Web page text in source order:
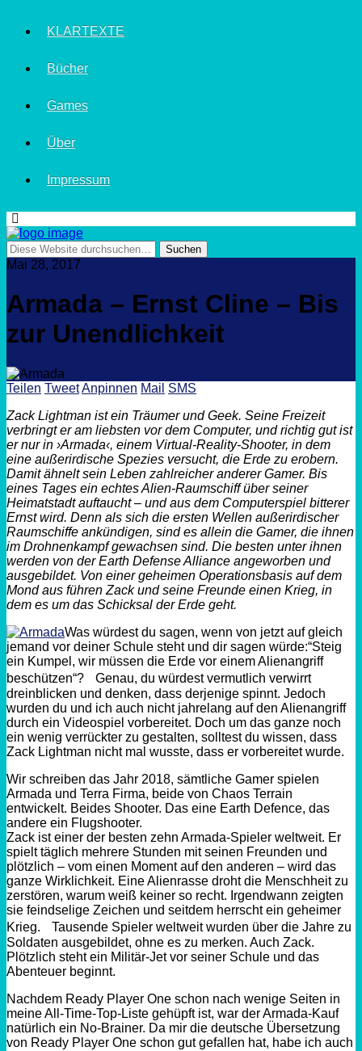
KLARTEXTE
Bücher
Games
Über
Impressum
Mai 28, 2017
Armada – Ernst Cline – Bis
zur Unendlichkeit
Teilen TweetAnpinnen Mail SMS
Zack Lightman ist ein Träumer und Geek. Seine Freizeit
verbringt er am liebsten vor dem Computer, und richtig gut ist
er nur in ›Armada‹, einem Virtual-Reality-Shooter, in dem
eine außerirdische Spezies versucht, die Erde zu erobern.
Damit ähnelt sein Leben zahlreicher anderer Gamer. Bis
eines Tages ein echtes Alien-Raumschiff über seiner
Heimatstadt auftaucht – und aus dem Computerspiel bitterer
Ernst wird. Denn als sich die ersten Wellen außerirdischer
Raumschiffe ankündigen, sind es allein die Gamer, die ihnen
im Drohnenkampf gewachsen sind. Die besten unter ihnen
werden von der Earth Defense Alliance angeworben und
ausgebildet. Von einer geheimen Operationsbasis auf dem
Mond aus führen Zack und seine Freunde einen Krieg, in
dem es um das Schicksal der Erde geht.
Was würdest du sagen, wenn von jetzt auf gleich
jemand vor deiner Schule steht und dir sagen würde:“Steig
ein Kumpel, wir müssen die Erde vor einem Alienangriff
beschützen“? Genau, du würdest vermutlich verwirrt
dreinblicken und denken, dass derjenige spinnt. Jedoch
wurden du und ich auch nicht jahrelang auf den Alienangriff
durch ein Videospiel vorbereitet. Doch um das ganze noch
ein wenig verrückter zu gestalten, solltest du wissen, dass
Zack Lightman nicht mal wusste, dass er vorbereitet wurde.
Wir schreiben das Jahr 2018, sämtliche Gamer spielen
Armada und Terra Firma, beide von Chaos Terrain
entwickelt. Beides Shooter. Das eine Earth Defence, das
andere ein Flugshooter.
Zack ist einer der besten zehn Armada-Spieler weltweit. Er
spielt täglich mehrere Stunden mit seinen Freunden und
plötzlich – vom einen Moment auf den anderen – wird das
ganze Wirklichkeit. Eine Alienrasse droht die Menschheit zu
zerstören, warum weiß keiner so recht. Irgendwann zeigten
sie feindselige Zeichen und seitdem herrscht ein geheimer
Krieg. Tausende Spieler weltweit wurden über die Jahre zu
Soldaten ausgebildet, ohne es zu merken. Auch Zack.
Plötzlich steht ein Militär-Jet vor seiner Schule und das
Abenteuer beginnt.
Nachdem Ready Player One schon nach wenige Seiten in
meine All-Time-Top-Liste gehüpft ist, war der Armada-Kauf
natürlich ein No-Brainer. Da mir die deutsche Übersetzung
von Ready Player One schon gut gefallen hat, habe ich auch